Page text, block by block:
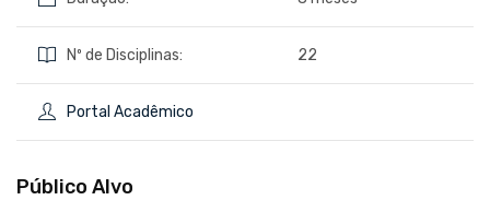
Nº de Disciplinas: 22
Portal Acadêmico
Público Alvo